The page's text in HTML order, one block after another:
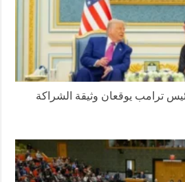
ترامب يوقعان وثيقة الشراكة